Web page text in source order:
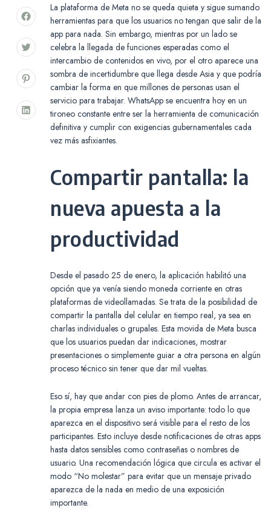
La plataforma de Meta no se queda quieta y sigue sumando
herramientas para que los usuarios no tengan que salir de la
app para nada. Sin embargo, mientras por un lado se
celebra la llegada de funciones esperadas como el
intercambio de contenidos en vivo, por el otro aparece una
sombra de incertidumbre que llega desde Asia y que podría
cambiar la forma en que millones de personas usan el
servicio para trabajar. WhatsApp se encuentra hoy en un
tironeo constante entre ser la herramienta de comunicación
definitiva y cumplir con exigencias gubernamentales cada
vez más asfixiantes.
Compartir pantalla: la
nueva apuesta a la
productividad
Desde el pasado 25 de enero, la aplicación habilitó una
opción que ya venía siendo moneda corriente en otras
plataformas de videollamadas. Se trata de la posibilidad de
compartir la pantalla del celular en tiempo real, ya sea en
charlas individuales o grupales. Esta movida de Meta busca
que los usuarios puedan dar indicaciones, mostrar
presentaciones o simplemente guiar a otra persona en algún
proceso técnico sin tener que dar mil vueltas.
Eso sí, hay que andar con pies de plomo. Antes de arrancar,
la propia empresa lanza un aviso importante: todo lo que
aparezca en el dispositivo será visible para el resto de los
participantes. Esto incluye desde notificaciones de otras apps
hasta datos sensibles como contraseñas o nombres de
usuario. Una recomendación lógica que circula es activar el
modo “No molestar” para evitar que un mensaje privado
aparezca de la nada en medio de una exposición
importante.